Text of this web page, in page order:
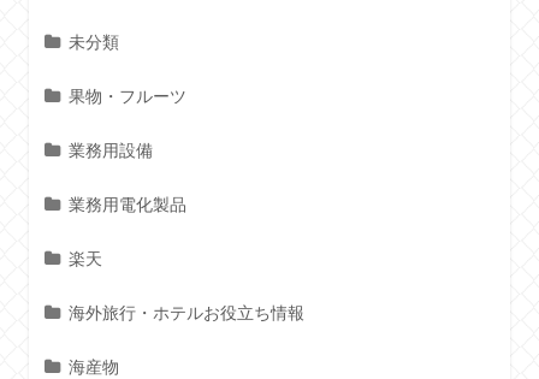
未分類
果物・フルーツ
業務用設備
業務用電化製品
楽天
海外旅行・ホテルお役立ち情報
海産物